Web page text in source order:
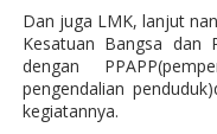
Dan juga LMK, lanjut
Kesatuan Bangsa dan
dengan
pengendalian
kegiatannya.